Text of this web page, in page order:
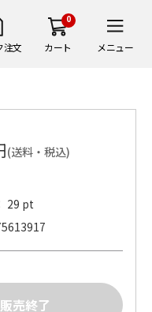
注文
0
カート メニュー
(送料・税込)
29 pt